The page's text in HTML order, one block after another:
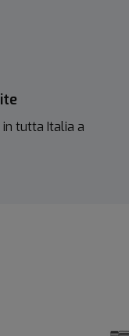
in tutta Italia a